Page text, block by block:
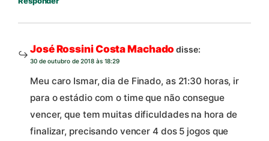
José Rossini Costa Machado disse:
30 de outubro de 2018 às 18:29
Meu caro Ismar, dia de Finado, as 21:30 horas, ir
para o estádio com o time que não consegue
vencer, que tem muitas dificuldades na hora de
finalizar, precisando vencer 4 dos 5 jogos que